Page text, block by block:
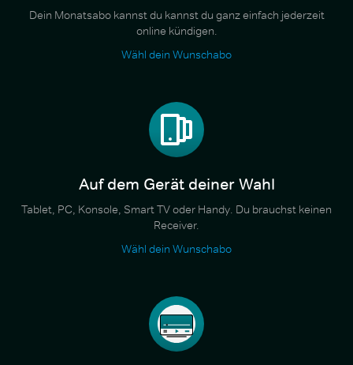
Dein Monatsabo kannst du kannst du ganz einfach jederzeit
online kündigen.
Wähl dein Wunschabo
Auf dem Gerät deiner Wahl
Tablet, PC, Konsole, Smart TV oder Handy. Du brauchst keinen
Receiver.
Wähl dein Wunschabo